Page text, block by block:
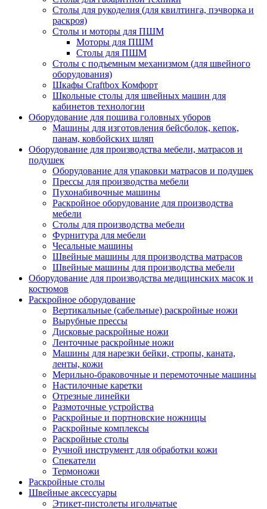
Столы для рукоделия (для квилтинга, пэчворка и
раскроя)
Столы и моторы для ПШМ
Моторы для ПШМ
Столы для ПШМ
Столы с подъемным механизмом (для швейного
оборудования)
Шкафы Craftbox Комфорт
Школьные столы для швейных машин для
кабинетов технологии
Оборудование для пошива головных уборов
Машины для изготовления бейсболок, кепок,
панам, ковбойских шляп
Оборудование для производства мебели, матрасов и
подушек
Оборудование для упаковки матрасов и подушек
Прессы для производства мебели
Пухонабивочные машины
Раскройное оборудование для производства
мебели
Столы для производства мебели
Фурнитура для мебели
Чесальные машины
Швейные машины для производства матрасов
Швейные машины для производства мебели
Оборудование для производства медицинских масок и
костюмов
Раскройное оборудование
Вертикальные (сабельные) раскройные ножи
Вырубные прессы
Дисковые раскройные ножи
Ленточные раскройные ножи
Машины для нарезки бейки, стропы, каната,
ленты, кожи
Мерильно-браковочные и перемоточные машины
Настилочные каретки
Отрезные линейки
Размоточные устройства
Раскройные и портновские ножницы
Раскройные комплексы
Раскройные столы
Ручной инструмент для обработки кожи
Спекатели
Термоножи
Раскройные столы
Швейные аксессуары
Этикет-пистолеты игольчатые